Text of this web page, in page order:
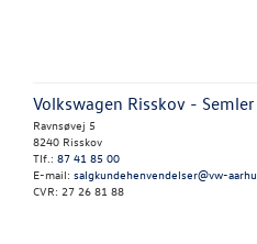
Volkswagen Risskov -
Ravnsøvej 5
8240 Risskov
Tlf.: 87 41 85 00
E-mail: salgkundehenvendelser@vw-
CVR: 27 26 81 88